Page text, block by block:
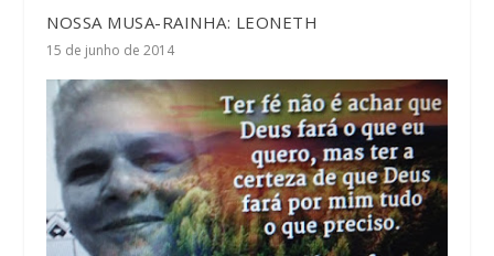
NOSSA MUSA-RAINHA: LEONETH
15 de junho de 2014